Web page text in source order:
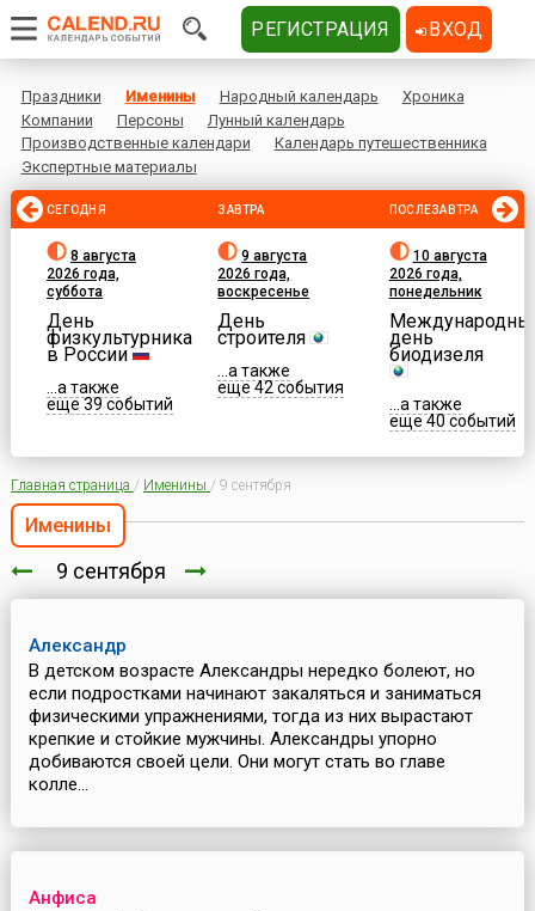
Праздники Именины Народный календарь
Хроника
Компании
Персоны
Лунный календарь
Производственные календари
Календарь путешественника
Экспертные материалы
СЕГОДНЯ
8 августа
2026 года,
суббота
День
физкультурника
в России
...а также
еще 39 событий
ЗАВТРА
9 августа
2026 года,
воскресенье
День
строителя
...а также
еще 42 события
ПОСЛЕЗАВТРА
10 августа
2026 года,
понедельник
день
биодизеля
...а также
еще 40 событий
Главная страница / Именины / 9 сентября
Именины
9 сентября
Александр
В детском возрасте Александры нередко болеют, но
если подростками начинают закаляться и заниматься
физическими упражнениями, тогда из них вырастают
крепкие и стойкие мужчины. Александры упорно
добиваются своей цели. Они могут стать во главе
колле...
Анфиса
РЕГИСТРАЦИЯ ВХОД